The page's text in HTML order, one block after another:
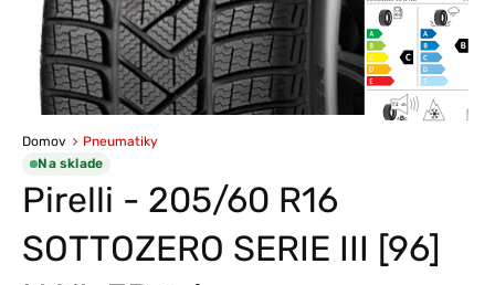
Domov
Pneumatiky
Na sklade
Pirelli - 205/60 R16
SOTTOZERO SERIE III [96]